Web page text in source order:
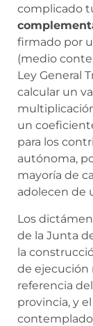
complicado
firmado por
(medio
Ley General
calcular un
un
para los
autónoma,
mayoría de
adolecen de
Los
de la Junta
la
de ejecución
referencia
provincia, y